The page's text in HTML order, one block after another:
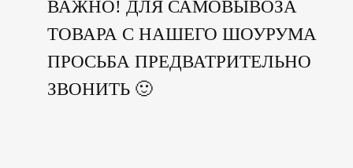
ВАЖНО! ДЛЯ САМОВЫВОЗА
ТОВАРА С НАШЕГО ШОУРУМА
ПРОСЬБА ПРЕДВАТРИТЕЛЬНО
ЗВОНИТЬ 🙂